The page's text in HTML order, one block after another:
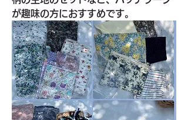
が趣味の方におすすめです。